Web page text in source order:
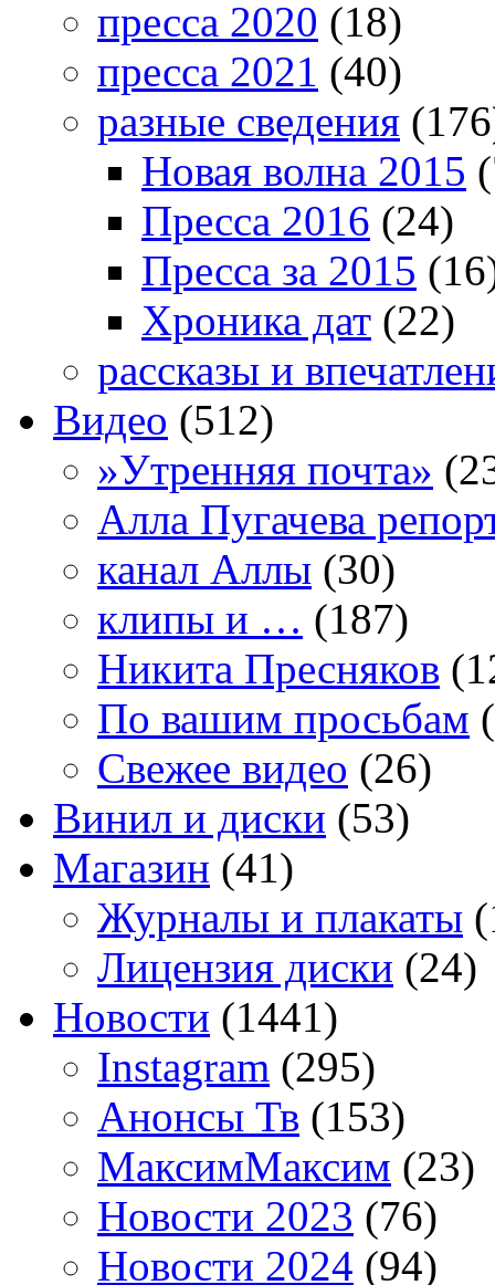
пресса 2020 (18)
пресса 2021 (40)
разные сведения
Новая волна 2015
Пресса 2016 (24)
Пресса за 2015
Хроника дат (22)
рассказы и
Видео (512)
»Утренняя почта»
Алла Пугачева
канал Аллы (30)
клипы и … (187)
Никита Пресняков
По вашим просьбам
Свежее видео (26)
Винил и диски (53)
Магазин (41)
Журналы и плакаты
Лицензия диски (24)
Новости (1441)
Instagram (295)
Анонсы Тв (153)
МаксимМаксим (23)
Новости 2023 (76)
Новости 2024 (94)